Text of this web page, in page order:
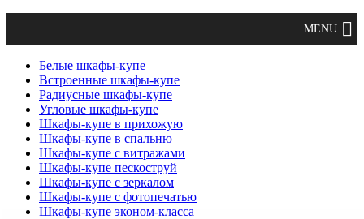
Белые шкафы-купе
Встроенные шкафы-купе
Радиусные шкафы-купе
Угловые шкафы-купе
Шкафы-купе в прихожую
Шкафы-купе в спальню
Шкафы-купе с витражами
Шкафы-купе пескоструй
Шкафы-купе с зеркалом
Шкафы-купе с фотопечатью
Шкафы-купе эконом-класса